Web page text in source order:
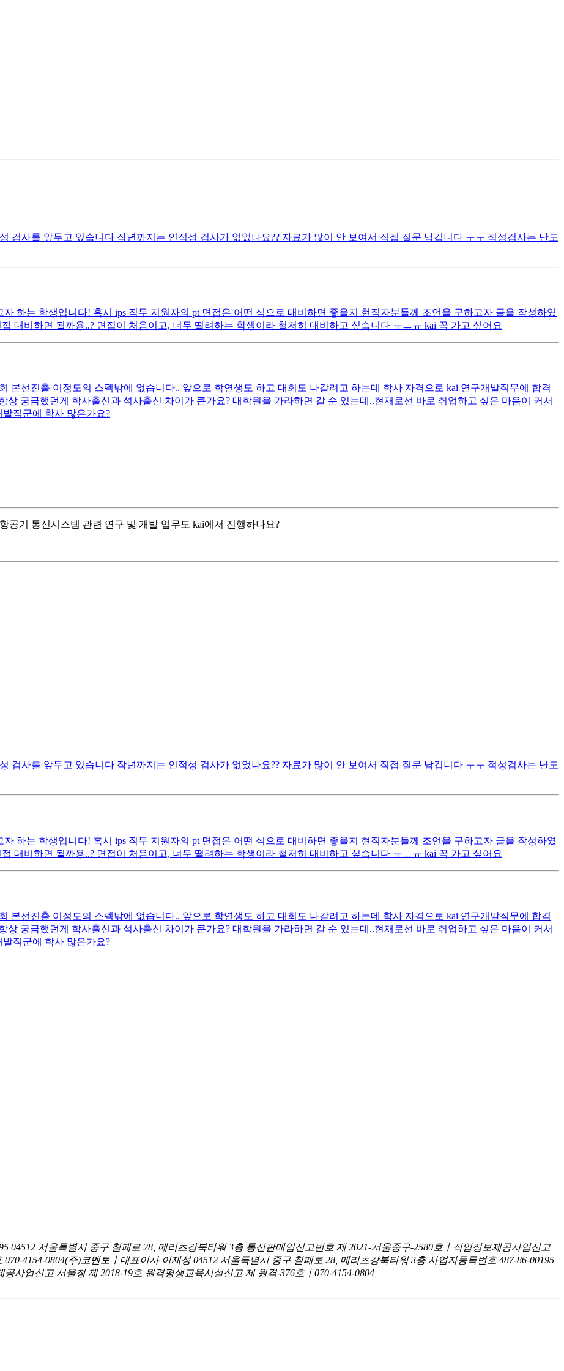
검사를 앞두고 있습니다 작년까지는 인적성 검사가 없었나요?? 자료가 많이 안 보여서 직접 질문 남깁니다 ㅜㅜ 적성검사는 난도
하는 학생입니다! 혹시 ips 직무 지원자의 pt 면접은 어떤 식으로 대비하면 좋을지 현직자분들께 조언을 구하고자 글을 작성하였
대비하면 될까용..? 면접이 처음이고, 너무 떨려하는 학생이라 철저히 대비하고 싶습니다 ㅠㅡㅠ kai 꼭 가고 싶어요
본선진출 이정도의 스펙밖에 없습니다.. 앞으로 학연생도 하고 대회도 나갈려고 하는데 학사 자격으로 kai 연구개발직무에 합격
상 궁금했던게 학사출신과 석사출신 차이가 큰가요? 대학원을 가라하면 갈 순 있는데..현재로선 바로 취업하고 싶은 마음이 커서
직군에 학사 많은가요?
공기 통신시스템 관련 연구 및 개발 업무도 kai에서 진행하나요?
검사를 앞두고 있습니다 작년까지는 인적성 검사가 없었나요?? 자료가 많이 안 보여서 직접 질문 남깁니다 ㅜㅜ 적성검사는 난도
하는 학생입니다! 혹시 ips 직무 지원자의 pt 면접은 어떤 식으로 대비하면 좋을지 현직자분들께 조언을 구하고자 글을 작성하였
대비하면 될까용..? 면접이 처음이고, 너무 떨려하는 학생이라 철저히 대비하고 싶습니다 ㅠㅡㅠ kai 꼭 가고 싶어요
본선진출 이정도의 스펙밖에 없습니다.. 앞으로 학연생도 하고 대회도 나갈려고 하는데 학사 자격으로 kai 연구개발직무에 합격
상 궁금했던게 학사출신과 석사출신 차이가 큰가요? 대학원을 가라하면 갈 순 있는데..현재로선 바로 취업하고 싶은 마음이 커서
직군에 학사 많은가요?
04512 서울특별시 중구 칠패로 28, 메리츠강북타워 3층 통신판매업신고번호 제 2021-서울중구-2580호ㅣ직업정보제공사업신고
070-4154-0804(주)코멘토ㅣ대표이사 이재성 04512 서울특별시 중구 칠패로 28, 메리츠강북타워 3층 사업자등록번호 487-86-00195
공사업신고 서울청 제 2018-19호 원격평생교육시설신고 제 원격-376호ㅣ070-4154-0804